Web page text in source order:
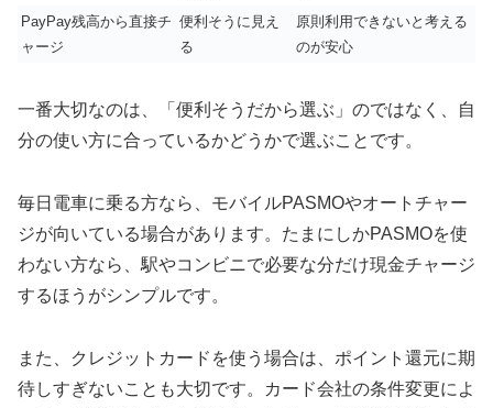
PayPay残高から直接チ
ャージ
便利そうに見え
る
原則利用できないと考える
のが安心
一番大切なのは、「便利そうだから選ぶ」のではなく、自
分の使い方に合っているかどうかで選ぶことです。
毎日電車に乗る方なら、モバイルPASMOやオートチャー
ジが向いている場合があります。たまにしかPASMOを使
わない方なら、駅やコンビニで必要な分だけ現金チャージ
するほうがシンプルです。
また、クレジットカードを使う場合は、ポイント還元に期
待しすぎないことも大切です。カード会社の条件変更によ